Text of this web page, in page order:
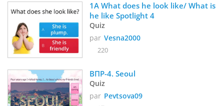
1A What does he look like/ What is
he like Spotlight 4
Quiz
par Vesna2000
220
ВПР-4. Seoul
Quiz
par Pevtsova09